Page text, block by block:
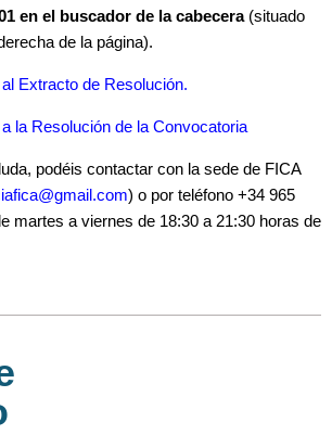
en el buscador de la cabecera(situado
de la página).
Extracto de Resolución.
la Resolución de la Convocatoria
podéis contactar con la sede de FICA
) o por teléfono +34 965
martes a viernes de 18:30 a 21:30 horas de